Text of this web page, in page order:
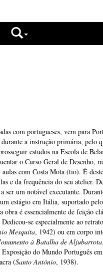
com portugueses, vem para
a instrução primária, pelo
estudos na Escola de
o Curso Geral de Desenho,
com Costa Mota (tio). É
e da frequência do seu atelier.
ser um notável executante.
estágio em Itália, suportado
é essencialmente de feição
se especialmente ao
Mesquita, 1942) ou em corpo
à Batalha de Aljubarrota
do Mundo Português
(Santo António, 1938).